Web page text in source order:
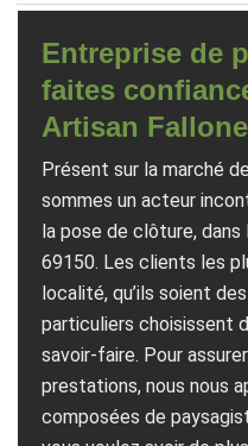
Entreprise de
faites
Artisan Fallone
Présent sur la marché
sommes un acteur
la pose de clôture,
69150. Les clients les
localité, qu’ils soient
particuliers choisissent
savoir-faire. Pour
prestations, nous nous
composées de